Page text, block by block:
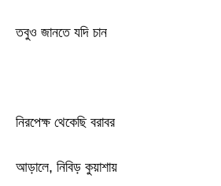
তবুও জানতে যদি চান
নিরপেক্ষ থেকেছি বরাবর
আড়ালে, নিবিড় কুয়াশায়